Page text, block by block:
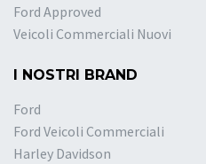
Ford Approved
Veicoli Commerciali Nuovi
I NOSTRI BRAND
Ford
Ford Veicoli Commerciali
Harley Davidson